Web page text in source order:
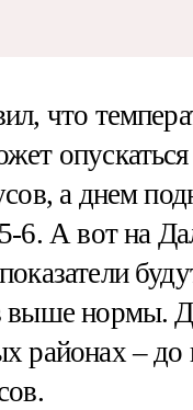
что
а днем
6. А вот на
выше нормы.
районах –